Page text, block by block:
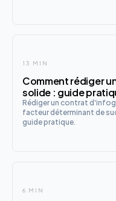
13 MIN
Comment rédiger
solide : guide
juridiques
Rédiger un contrat
facteur déterminant de
guide pratique.
6 MIN